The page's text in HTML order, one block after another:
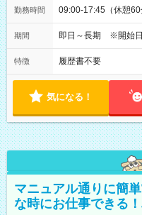
勤務時間 09:00-17:45（休憩60
期間 即日～長期 ※開始日
特徴 履歴書不要
気になる！
マニュアル通りに簡
な時にお仕事できる